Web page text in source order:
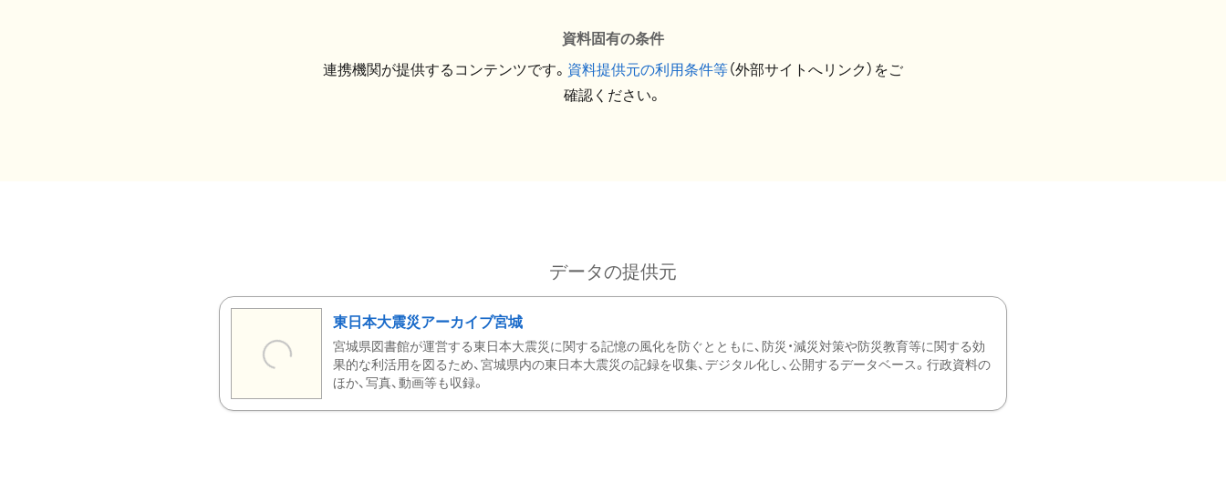
資料固有の条件
連携機関が提供するコンテンツです。 資料提供元の利用条件等（外部サイトへリンク）をご
確認ください。
データの提供元
東日本大震災アーカイブ宮城
宮城県図書館が運営する東日本大震災に関する記憶の風化を防ぐとともに、防災・減災対策や防災教育等に関する効
果的な利活用を図るため、宮城県内の東日本大震災の記録を収集、デジタル化し、公開するデータベース。行政資料の
ほか、写真、動画等も収録。